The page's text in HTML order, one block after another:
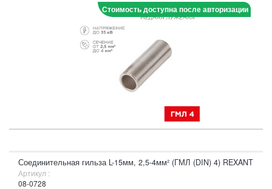
Стоимость доступна после авторизации
Соединительная гильза L-15мм, 2,5-4мм² (ГМЛ (DIN) 4) REXANT
Артикул :
08-0728